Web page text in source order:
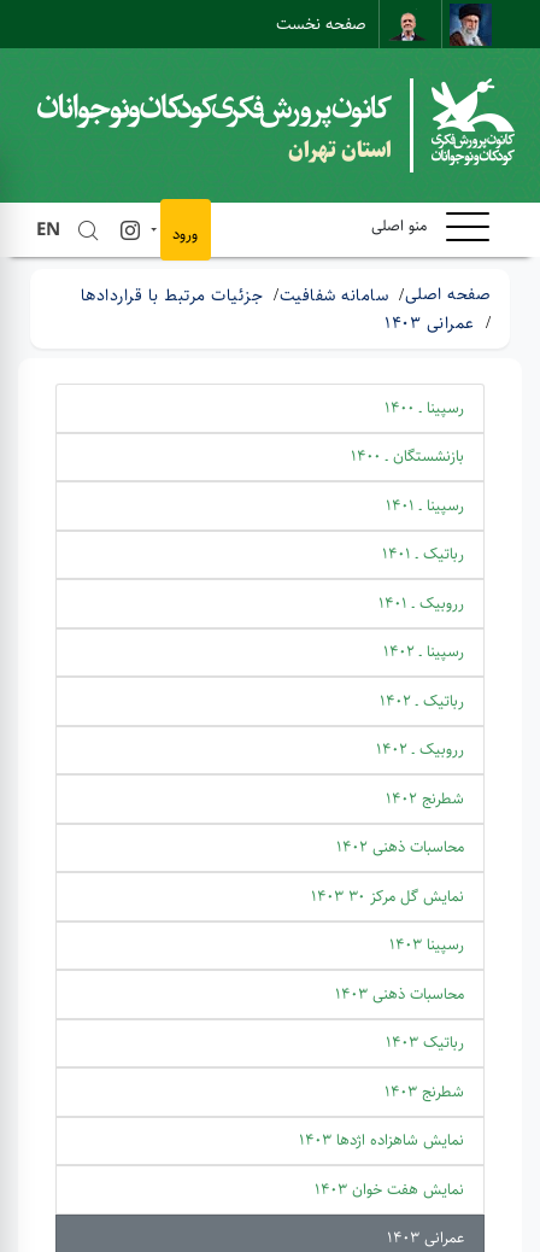
صفحه نخست
نقشه سایت
ارتباط مستقیم
استان تهران
منو اصلی EN ورود
صفحه اصلی سامانه شفافیت
جزئیات مرتبط با قراردادها
عمرانی 1403
رسپینا ـ 1400
بازنشستگان ـ 1400
رسپینا ـ 1401
رباتیک ـ 1401
رروبیک ـ 1401
رسپینا ـ 1402
رباتیک ـ 1402
رروبیک ـ 1402
شطرنج 1402
محاسبات ذهنی 1402
نمایش گل مرکز 30 1403
رسپینا 1403
محاسبات ذهنی 1403
رباتیک 1403
شطرنج 1403
نمایش شاهزاده اژدها 1403
نمایش هفت خوان 1403
عمرانی 1403